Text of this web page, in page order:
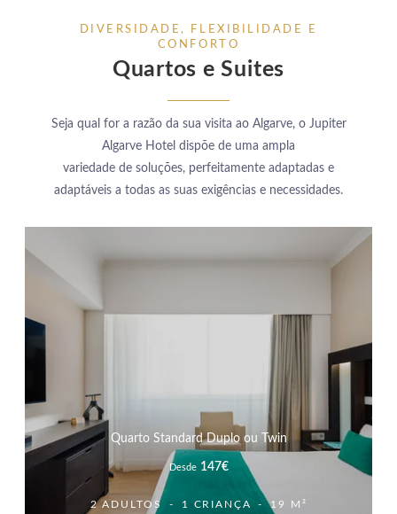
DIVERSIDADE, FLEXIBILIDADE E
CONFORTO
Quartos e Suites
Seja qual for a razão da sua visita ao Algarve, o Jupiter
Algarve Hotel dispõe de uma ampla
variedade de soluções, perfeitamente adaptadas e
adaptáveis a todas as suas exigências e necessidades.
Quarto Standard Duplo ou Twin
Desde 147€
2 ADULTOS 1 CRIANÇA 19 M²